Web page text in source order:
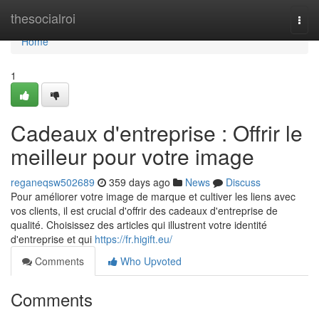
thesocialroi
Home
Home
1
Cadeaux d'entreprise : Offrir le
meilleur pour votre image
reganeqsw502689 359 days ago News
Discuss
Pour améliorer votre image de marque et cultiver les liens avec
vos clients, il est crucial d'offrir des cadeaux d'entreprise de
qualité. Choisissez des articles qui illustrent votre identité
d'entreprise et qui https://fr.higift.eu/
Comments
Who Upvoted
Comments